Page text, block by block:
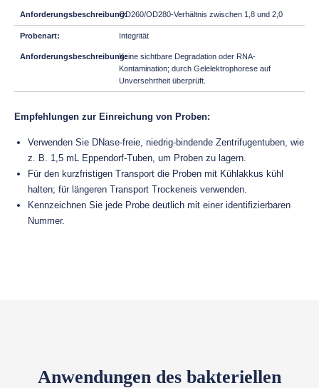
OD260/OD280-Verhältnis zwischen 1,8 und 2,0
Integrität
Keine sichtbare Degradation oder RNA-
Kontamination; durch Gelelektrophorese auf
Unversehrtheit überprüft.
Empfehlungen zur Einreichung von Proben:
Verwenden Sie DNase-freie, niedrig-bindende Zentrifugentuben, wie
z. B. 1,5 mL Eppendorf-Tuben, um Proben zu lagern.
Für den kurzfristigen Transport die Proben mit Kühlakkus kühl
halten; für längeren Transport Trockeneis verwenden.
Kennzeichnen Sie jede Probe deutlich mit einer identifizierbaren
Nummer.
Anwendungen des bakteriellen